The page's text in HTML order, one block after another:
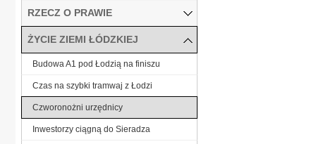
RZECZ O PRAWIE
ŻYCIE ZIEMI ŁÓDZKIEJ
Budowa A1 pod Łodzią na finiszu
Czas na szybki tramwaj z Łodzi
Czworonożni urzędnicy
Inwestorzy ciągną do Sieradza